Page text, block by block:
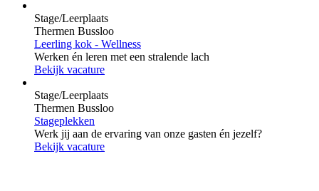
Stage/Leerplaats
Thermen Bussloo
Leerling kok - Wellness
Werken én leren met een stralende lach
Bekijk vacature
Stage/Leerplaats
Thermen Bussloo
Stageplekken
Werk jij aan de ervaring van onze gasten én jezelf?
Bekijk vacature